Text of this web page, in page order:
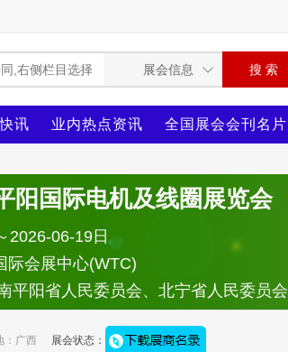
讯 业内热点资讯 全国展会会刊名片
阳国际电机及线圈展览会
2026-06-19日
际会展中心(WTC)
平阳省人民委员会、北宁省人民委员会
：广西 展会状态：